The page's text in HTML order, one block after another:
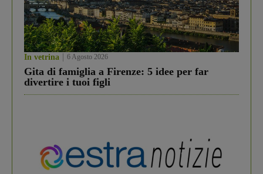
In vetrina 6 Agosto 2026
Gita di famiglia a Firenze: 5 idee per far
divertire i tuoi figli